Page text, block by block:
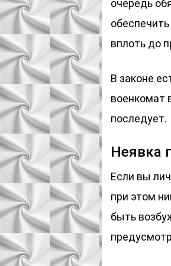
очередь
вплоть до
В законе
военкомат
последует.
Неявка
Если вы
при этом
быть